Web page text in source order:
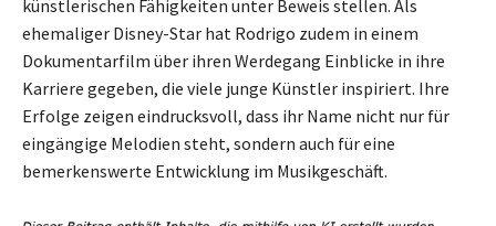
künstlerischen Fähigkeiten unter Beweis stellen. Als
ehemaliger Disney-Star hat Rodrigo zudem in einem
Dokumentarfilm über ihren Werdegang Einblicke in ihre
Karriere gegeben, die viele junge Künstler inspiriert. Ihre
Erfolge zeigen eindrucksvoll, dass ihr Name nicht nur für
eingängige Melodien steht, sondern auch für eine
bemerkenswerte Entwicklung im Musikgeschäft.